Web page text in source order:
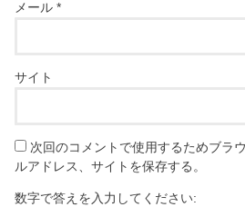
メール*
サイト
次回のコメントで使用するためブラ
ルアドレス、サイトを保存する。
数字で答えを入力してください: